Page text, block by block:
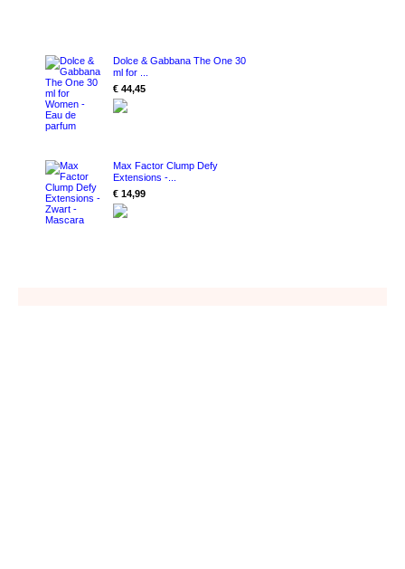
Dolce & Gabbana The One 30
ml for ...
€ 44,45
Max Factor Clump Defy
Extensions -...
€ 14,99